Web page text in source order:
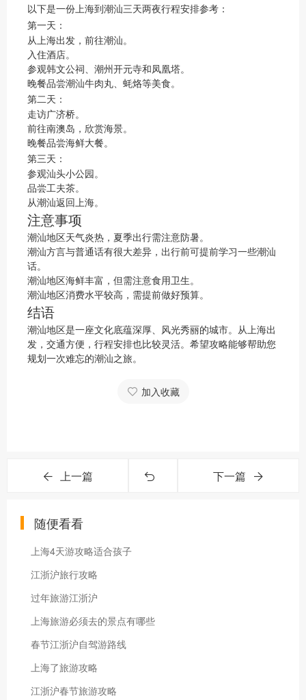
以下是一份上海到潮汕三天两夜行程安排参考：
第一天：
从上海出发，前往潮汕。
入住酒店。
参观韩文公祠、潮州开元寺和凤凰塔。
晚餐品尝潮汕牛肉丸、蚝烙等美食。
第二天：
走访广济桥。
前往南澳岛，欣赏海景。
晚餐品尝海鲜大餐。
第三天：
参观汕头小公园。
品尝工夫茶。
从潮汕返回上海。
注意事项
潮汕地区天气炎热，夏季出行需注意防暑。
潮汕方言与普通话有很大差异，出行前可提前学习一些潮汕
话。
潮汕地区海鲜丰富，但需注意食用卫生。
潮汕地区消费水平较高，需提前做好预算。
结语
潮汕地区是一座文化底蕴深厚、风光秀丽的城市。从上海出
发，交通方便，行程安排也比较灵活。希望攻略能够帮助您
规划一次难忘的潮汕之旅。
加入收藏
上一篇 下一篇
随便看看
上海4天游攻略适合孩子
江浙沪旅行攻略
过年旅游江浙沪
上海旅游必须去的景点有哪些
春节江浙沪自驾游路线
上海了旅游攻略
江浙沪春节旅游攻略